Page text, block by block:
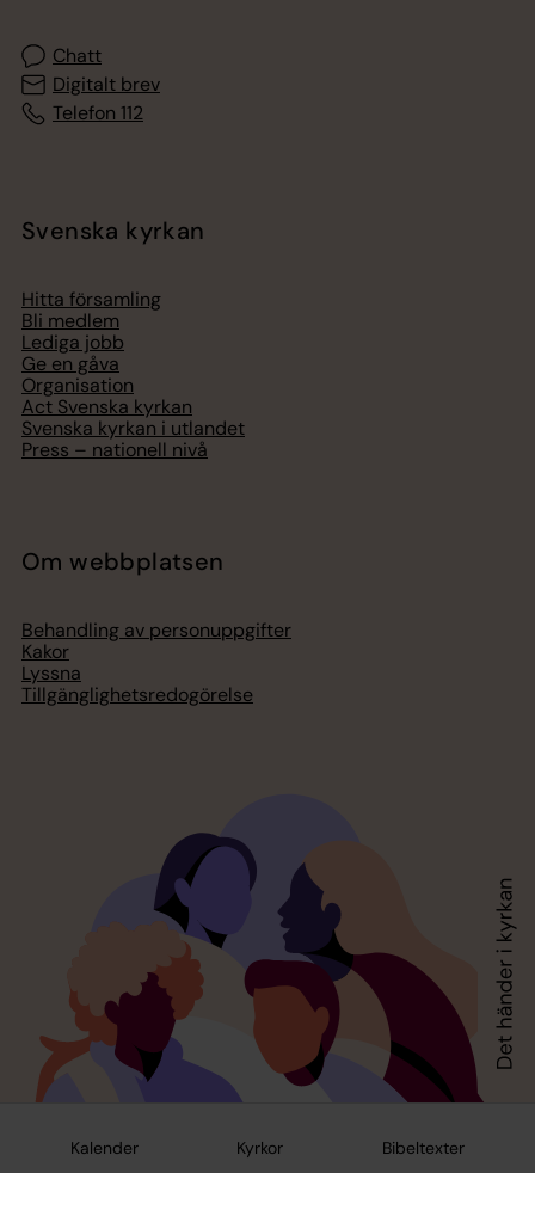
Kalender Kyrkor Bibeltexter
Chatt
Digitalt brev
Telefon 112
Svenska kyrkan
Hitta församling
Bli medlem
Lediga jobb
Ge en gåva
Organisation
Act Svenska kyrkan
Svenska kyrkan i utlandet
Press – nationell nivå
Om webbplatsen
Behandling av personuppgifter
Kakor
Lyssna
Tillgänglighetsredogörelse